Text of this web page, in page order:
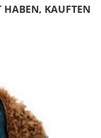
HABEN, KAUFTEN